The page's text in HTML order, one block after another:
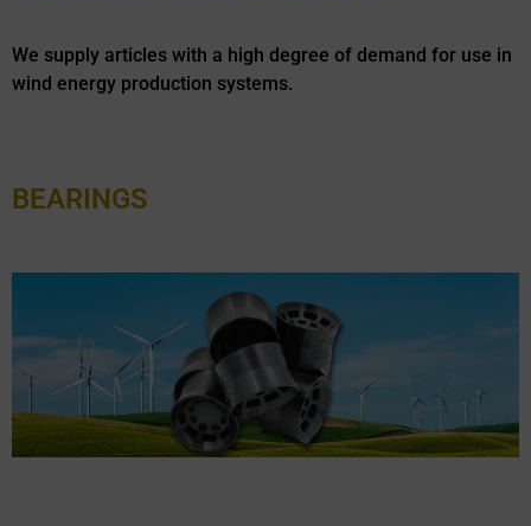
We supply articles with a high degree of demand for use in
wind energy production systems.
BEARINGS